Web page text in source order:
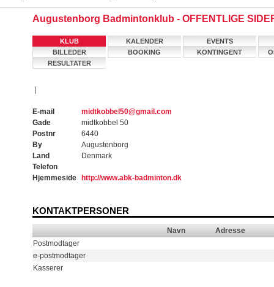
Augustenborg Badmintonklub - OFFENTLIGE
KLUB KALENDER
EVENTS
BILLEDER
BOOKING KONTINGENT
RESULTATER
E-mail
midtkobbel50@gmail.com
Gade
midtkobbel 50
Postnr
6440
By
Augustenborg
Land
Denmark
Telefon
Hjemmeside
http://www.abk-badminton.dk
KONTAKTPERSONER
Navn
Adresse
Postmodtager
e-postmodtager
Kasserer